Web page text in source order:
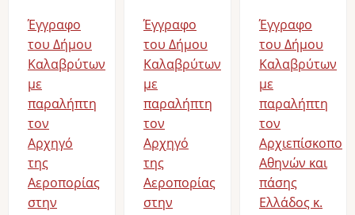
Έγγραφο
του Δήμου
Καλαβρύτων
με
παραλήπτη
τον
Αρχηγό
της
Αεροπορίας
στην
Έγγραφο
του Δήμου
Καλαβρύτων
με
παραλήπτη
τον
Αρχηγό
της
Αεροπορίας
στην
Έγγραφο
του Δήμου
Καλαβρύτων
με
παραλήπτη
τον
Αρχιεπίσκοπο
Αθηνών και
πάσης
Ελλάδος κ.